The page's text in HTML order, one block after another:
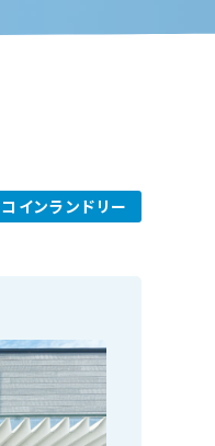
コインランドリー